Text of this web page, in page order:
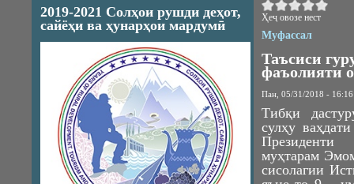
2019-2021 Солҳои рушди деҳот,
сайёҳи ва ҳунарҳои мардумӣ
Ҳеҷ овозе нест
Муфассал
Таъсиси
фаъолияти
Пан, 05/31/2018 - 16:16
Тибқи
сулҳу
Президенти
муҳтарам
сисолагии